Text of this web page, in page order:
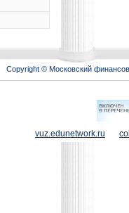
Copyright © Московский
vuz.edunetwork.ru